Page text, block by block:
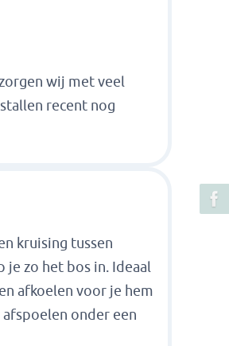
wij met veel
recent nog
kruising tussen
je zo het bos in. Ideaal
afkoelen voor je hem
onder een